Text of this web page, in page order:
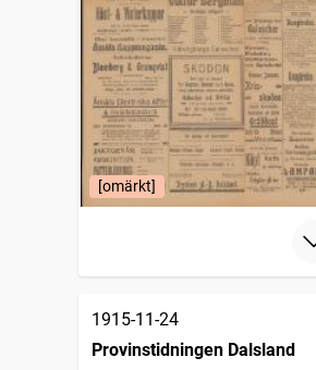
[omärkt]
1915-11-24
Provinstidningen Dalsland